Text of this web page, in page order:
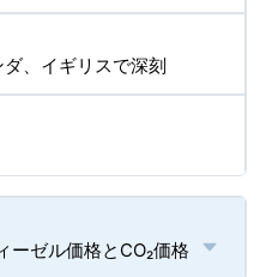
、イギリスで深刻
ーゼル価格とCO₂価格